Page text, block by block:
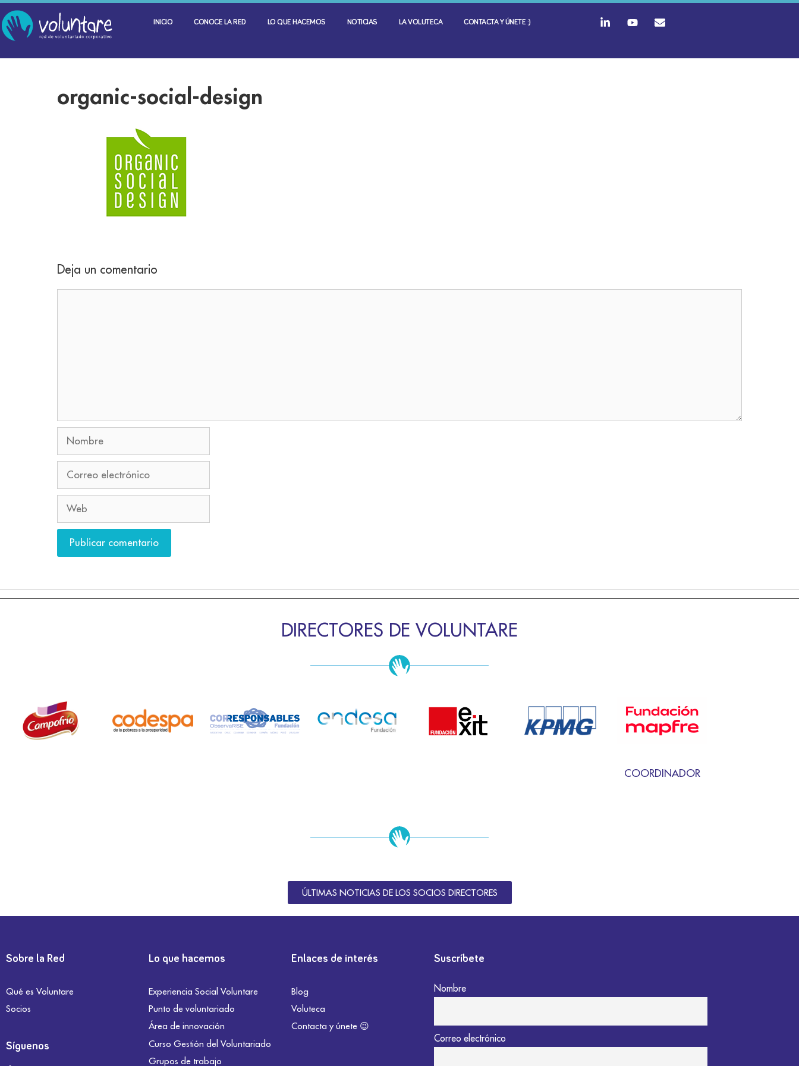
INICIO CONOCE LA RED LO QUE HACEMOS NOTICIAS LA VOLUTECA CONTACTA Y ÚNETE :)
organic-social-design
Deja un comentario
DIRECTORES DE VOLUNTARE
COORDINADOR
ÚLTIMAS NOTICIAS DE LOS SOCIOS DIRECTORES
Sobre la Red
Qué es Voluntare
Socios
Síguenos
Lo que hacemos
Experiencia Social Voluntare
Punto de voluntariado
Área de innovación
Curso Gestión del Voluntariado
Grupos de trabajo
Enlaces de interés
Blog
Voluteca
Contacta y únete 😉
Suscríbete
Nombre
Correo electrónico